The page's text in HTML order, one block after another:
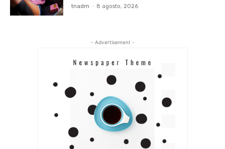
tnadm - 8 agosto, 2026
- Advertisement -